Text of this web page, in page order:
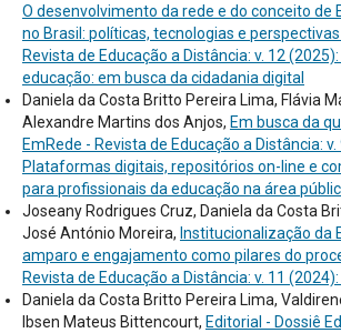
O desenvolvimento da rede e do conceito de
no Brasil: políticas, tecnologias e
Revista de Educação a Distância: v. 12
educação: em busca da cidadania digital
Daniela da Costa Britto Pereira Lima, Flávia
Alexandre Martins dos Anjos, Em busca da
EmRede - Revista de Educação a Distância: v.
Plataformas digitais, repositórios on-line e
para profissionais da educação na área
Joseany Rodrigues Cruz, Daniela da Costa
José António Moreira, Institucionalização da
amparo e engajamento como pilares do
Revista de Educação a Distância: v. 11
Daniela da Costa Britto Pereira Lima,
Ibsen Mateus Bittencourt, Editorial - Dossiê